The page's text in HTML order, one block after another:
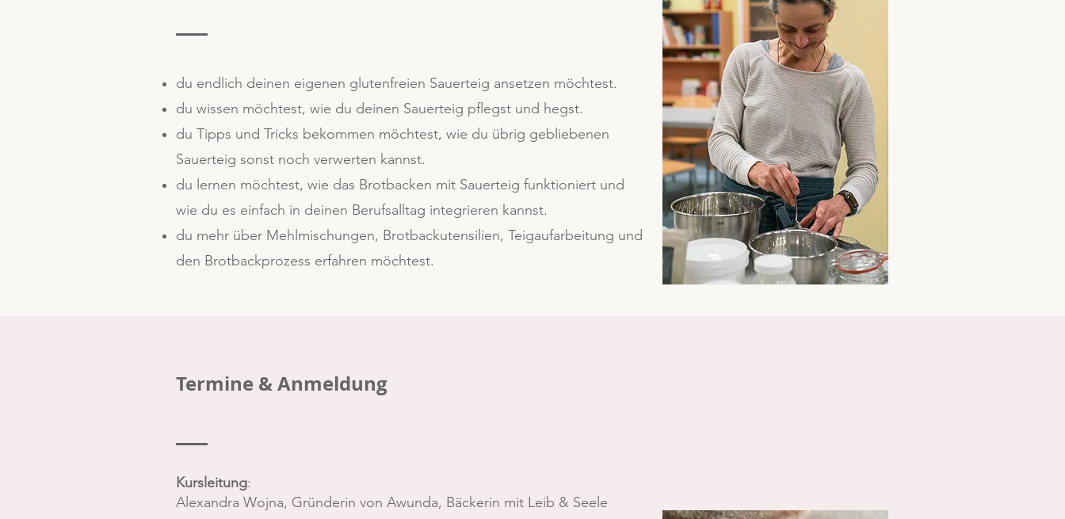
du endlich deinen eigenen glutenfreien Sauerteig ansetzen möchtest.
du wissen möchtest, wie du deinen Sauerteig pflegst und hegst.
du Tipps und Tricks bekommen möchtest, wie du übrig gebliebenen
Sauerteig sonst noch verwerten kannst.
du lernen möchtest, wie das Brotbacken mit Sauerteig funktioniert und
wie du es einfach in deinen Berufsalltag integrieren kannst.
​du mehr über Mehlmischungen, Brotbackutensilien, Teigaufarbeitung und
den Brotbackprozess erfahren möchtest.
Termine & Anmeldung
Kursleitung:
Alexandra Wojna, Gründerin von Awunda, Bäckerin mit Leib & Seele